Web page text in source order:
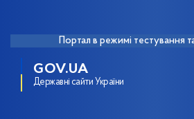
Портал в режимі тестування
GOV.UA
Державні сайти України